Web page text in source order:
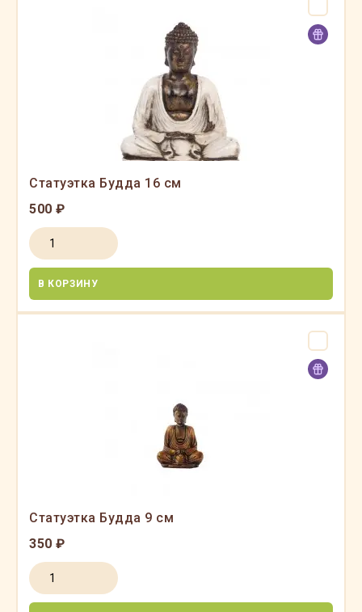
Статуэтка Будда 16 см
500 ₽
В КОРЗИНУ
Статуэтка Будда 9 см
350 ₽